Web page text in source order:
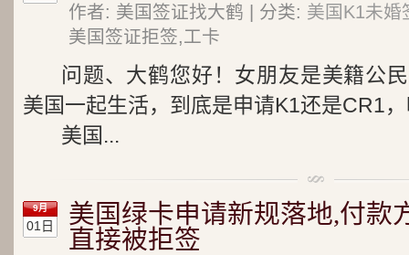
作者: 美国签证找大鹤 | 分类: 美国K1未婚
美国签证拒签,工卡
问题、大鹤您好！女朋友是美籍公
美国一起生活，到底是申请K1还是CR1
美国...
9月
01日
美国绿卡申请新规落地,付款
直接被拒签